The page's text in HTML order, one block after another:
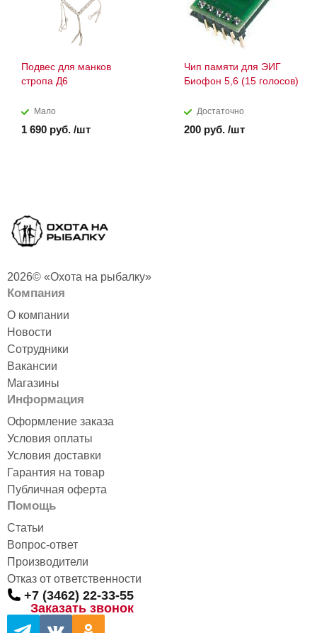
Подвес для манков
стропа Д6
Мало
1 690 руб. /шт
Чип памяти для ЭИГ
Биофон 5,6 (15 голосов)
Достаточно
200 руб. /шт
2026© «Охота на рыбалку»
Компания
О компании
Новости
Сотрудники
Вакансии
Магазины
Информация
Оформление заказа
Условия оплаты
Условия доставки
Гарантия на товар
Публичная оферта
Помощь
Статьи
Вопрос-ответ
Производители
Отказ от ответственности
+7 (3462) 22-33-55
Заказать звонок